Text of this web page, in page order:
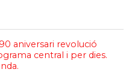
aniversari revolució
central i per dies.